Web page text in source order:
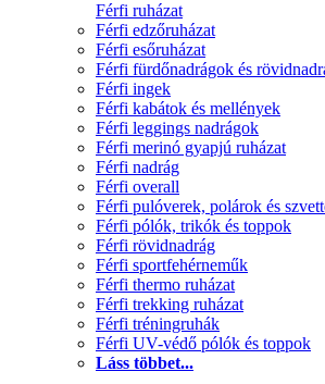
Férfi ruházat
Férfi edzőruházat
Férfi esőruházat
Férfi fürdőnadrágok és
Férfi ingek
Férfi kabátok és mellények
Férfi leggings nadrágok
Férfi merinó gyapjú ruházat
Férfi nadrág
Férfi overall
Férfi pulóverek, polárok és
Férfi pólók, trikók és toppok
Férfi rövidnadrág
Férfi sportfehérneműk
Férfi thermo ruházat
Férfi trekking ruházat
Férfi tréningruhák
Férfi UV-védő pólók és toppok
Láss többet...